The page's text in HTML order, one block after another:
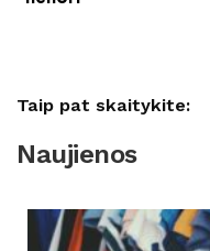
Taip pat skaitykite:
Naujienos